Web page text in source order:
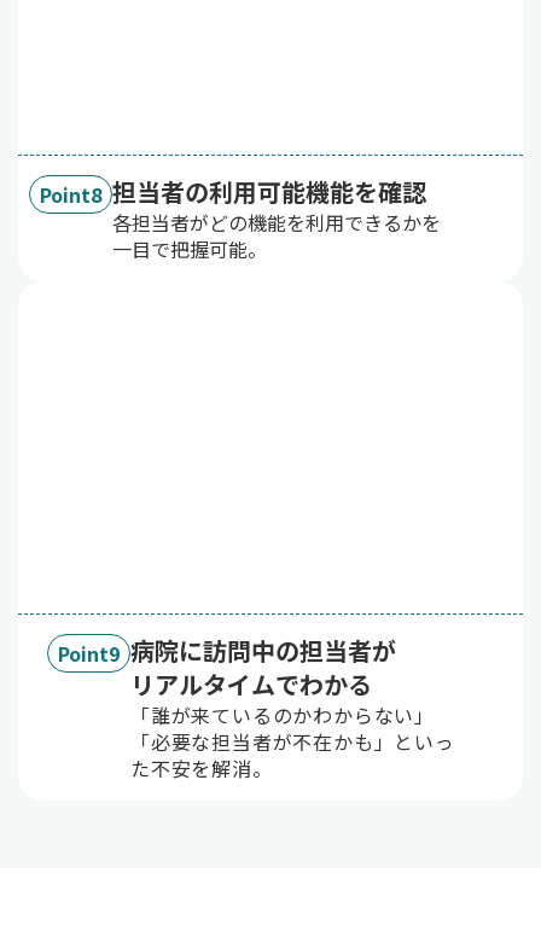
Point8 担当者の利用可能機能を確認
各担当者がどの機能を利用できるかを
一目で把握可能。
Point9 病院に訪問中の担当者が
リアルタイムでわかる
「誰が来ているのかわからない」
「必要な担当者が不在かも」といっ
た不安を解消。